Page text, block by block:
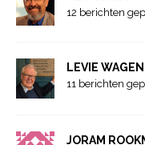
12 berichten
LEVIE
11 berichten
JORAM